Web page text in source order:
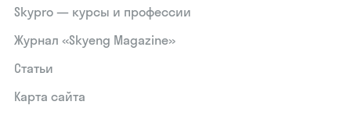
Skypro — курсы и профессии
Журнал «Skyeng Magazine»
Статьи
Карта сайта